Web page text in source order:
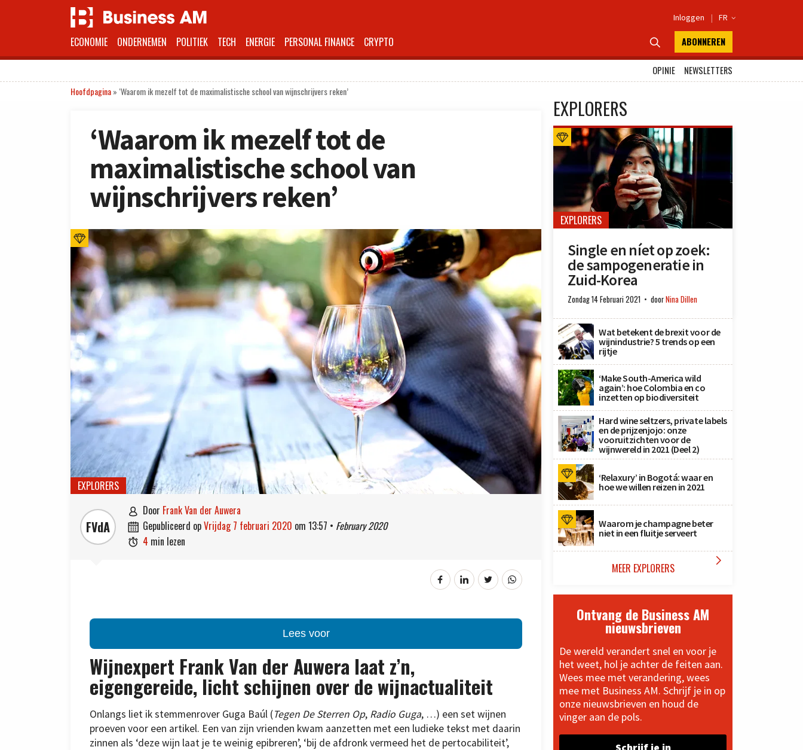
Inloggen | FR 
ECONOMIE ONDERNEMEN POLITIEK TECH ENERGIE PERSONAL FINANCE CRYPTO  ABONNEREN
OPINIE
NEWSLETTERS
Hoofdpagina» ‘Waarom ik mezelf tot de maximalistische school van wijnschrijvers reken’
‘Waarom ik mezelf tot de
maximalistische school van
wijnschrijvers reken’
EXPLORERS
FVdA
 door Frank Van der Auwera
 gepubliceerd op vrijdag 7 februari 2020 om 13:57 • February 2020
 4 min lezen
Lees voor
Wijnexpert Frank Van der Auwera laat z’n,
eigengereide, licht schijnen over de wijnactualiteit
Onlangs liet ik stemmenrover Guga Baúl (Tegen De Sterren Op, Radio Guga, …) een set wijnen
proeven voor een artikel. Een van zijn vrienden kwam aanzetten met een ludieke tekst met daarin
zinnen als ‘deze wijn laat je te weinig epibreren’, ‘bij de afdronk vermeed het de pertocabiliteit’,
EXPLORERS
EXPLORERS
Single en níet op zoek:
de sampogeneratie in
Zuid-Korea
Zondag 14 Februari 2021 doorNina Dillen
Wat betekent de brexit voor de
wijnindustrie? 5 trends op een
rijtje
‘Make South-America wild
again’: hoe Colombia en co
inzetten op biodiversiteit
Hard wine seltzers, private labels
en de prijzenjojo: onze
vooruitzichten voor de
wijnwereld in 2021 (Deel 2)
‘Relaxury’ in Bogotá: waar en
hoe we willen reizen in 2021
Waarom je champagne beter
niet in een fluitje serveert
MEER EXPLORERS 
Ontvang de Business AM
nieuwsbrieven
De wereld verandert snel en voor je
het weet, hol je achter de feiten aan.
Wees mee met verandering, wees
mee met Business AM. Schrijf je in op
onze nieuwsbrieven en houd de
vinger aan de pols.